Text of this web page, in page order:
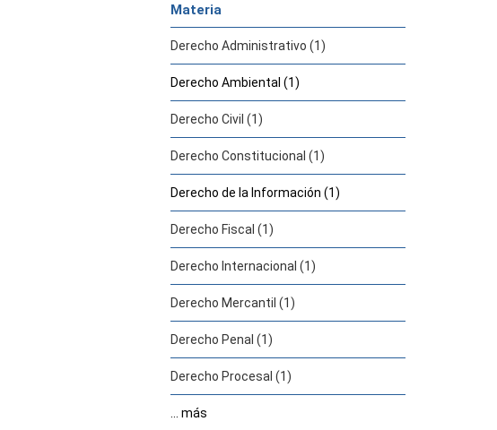
Materia
Derecho Administrativo (1)
Derecho Ambiental (1)
Derecho Civil (1)
Derecho Constitucional (1)
Derecho de la Información (1)
Derecho Fiscal (1)
Derecho Internacional (1)
Derecho Mercantil (1)
Derecho Penal (1)
Derecho Procesal (1)
... más